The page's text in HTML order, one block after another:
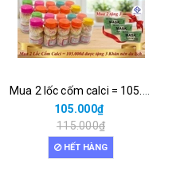
105.000₫
115.000₫
HẾT HÀNG